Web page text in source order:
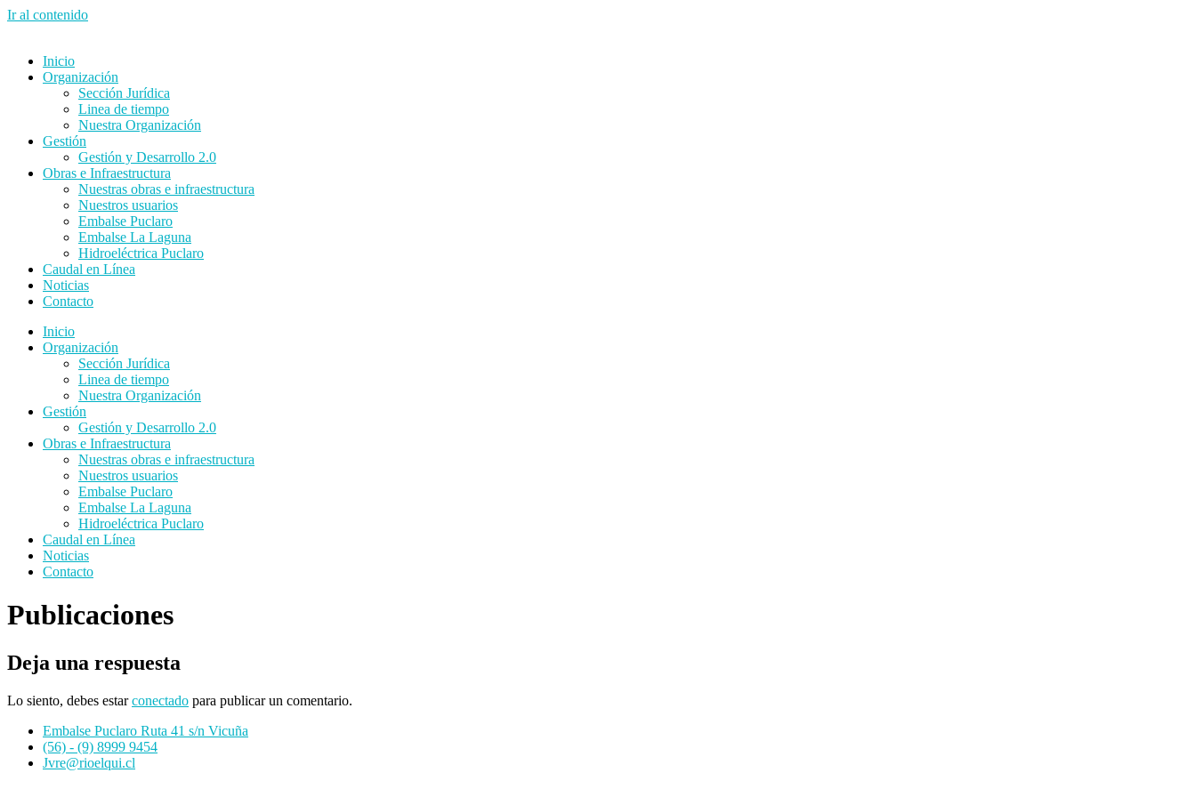
Ir al contenido
Inicio
Organización
Sección Jurídica
Linea de tiempo
Nuestra Organización
Gestión
Gestión y Desarrollo 2.0
Obras e Infraestructura
Nuestras obras e infraestructura
Nuestros usuarios
Embalse Puclaro
Embalse La Laguna
Hidroeléctrica Puclaro
Caudal en Línea
Noticias
Contacto
Inicio
Organización
Sección Jurídica
Linea de tiempo
Nuestra Organización
Gestión
Gestión y Desarrollo 2.0
Obras e Infraestructura
Nuestras obras e infraestructura
Nuestros usuarios
Embalse Puclaro
Embalse La Laguna
Hidroeléctrica Puclaro
Caudal en Línea
Noticias
Contacto
Publicaciones
Deja una respuesta
Lo siento, debes estarconectado para publicar un comentario.
Embalse Puclaro Ruta 41 s/n Vicuña
(56) - (9) 8999 9454
Jvre@rioelqui.cl